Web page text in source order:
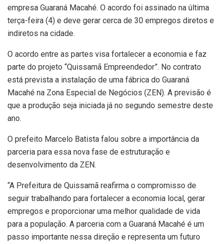
empresa Guaraná Macahé. O acordo foi assinado na última
terça-feira (4) e deve gerar cerca de 30 empregos diretos e
indiretos na cidade.
O acordo entre as partes visa fortalecer a economia e faz
parte do projeto “Quissamã Empreendedor”. No contrato
está prevista a instalação de uma fábrica do Guaraná
Macahé na Zona Especial de Negócios (ZEN). A previsão é
que a produção seja iniciada já no segundo semestre deste
ano.
O prefeito Marcelo Batista falou sobre a importância da
parceria para essa nova fase de estruturação e
desenvolvimento da ZEN.
“A Prefeitura de Quissamã reafirma o compromisso de
seguir trabalhando para fortalecer a economia local, gerar
empregos e proporcionar uma melhor qualidade de vida
para a população. A parceria com a Guaraná Macahé é um
passo importante nessa direção e representa um futuro